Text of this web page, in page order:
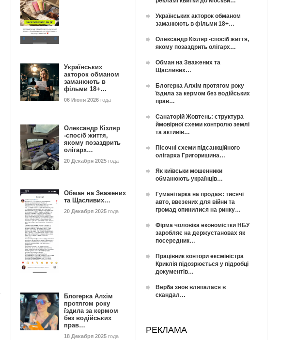
Українських
акторок обманом
заманюють в
фільми 18+…
06 Июня 2026 года
Олександр Кізляр
-спосіб життя,
якому позаздрить
олігарх…
20 Декабря 2025 года
Обман на Зважених
та Щасливих…
20 Декабря 2025 года
Блогерка Алхім
протягом року
їздила за кермом
без водійських
прав…
18 Декабря 2025 года
Українських акторок обманом
заманюють в фільми 18+…
Олександр Кізляр -спосіб життя,
якому позаздрить олігарх…
Обман на Зважених та
Щасливих…
Блогерка Алхім протягом року
їздила за кермом без водійських
прав…
Санаторій Жовтень: структура
ймовірної схеми контролю землі
та активів…
Пісочні схеми підсанкційного
олігарха Григоришина…
Як київськи мошенники
обманюють українців…
Гуманітарка на продаж: тисячі
авто, ввезених для війни та
громад опинилися на ринку…
Фірма чоловіка економістки НБУ
заробляє на держустановах як
посередник…
Працівник контори ексміністра
Криклія підозрюється у підробці
документів…
Верба знов вляпалася в
скандал…
РЕКЛАМА